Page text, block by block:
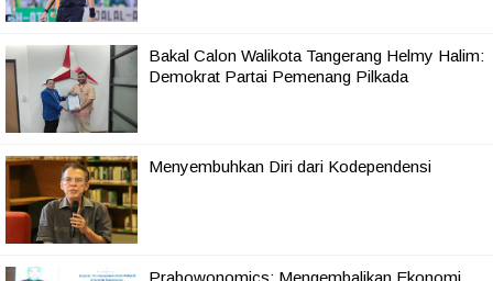
Bakal Calon Walikota Tangerang Helmy Halim:
Demokrat Partai Pemenang Pilkada
Menyembuhkan Diri dari Kodependensi
Prabowonomics: Mengembalikan Ekonomi